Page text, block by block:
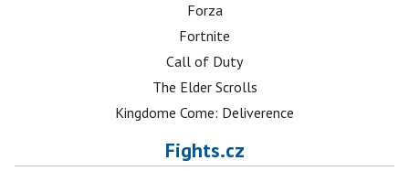
Forza
Fortnite
Call of Duty
The Elder Scrolls
Kingdome Come: Deliverence
Fights.cz